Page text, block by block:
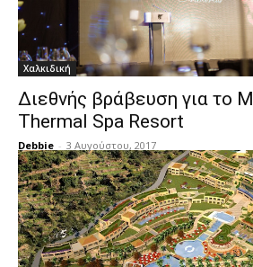
Χαλκιδική
Διεθνής βράβευση για το
Thermal Spa Resort
Debbie - 3 Αυγούστου, 2017